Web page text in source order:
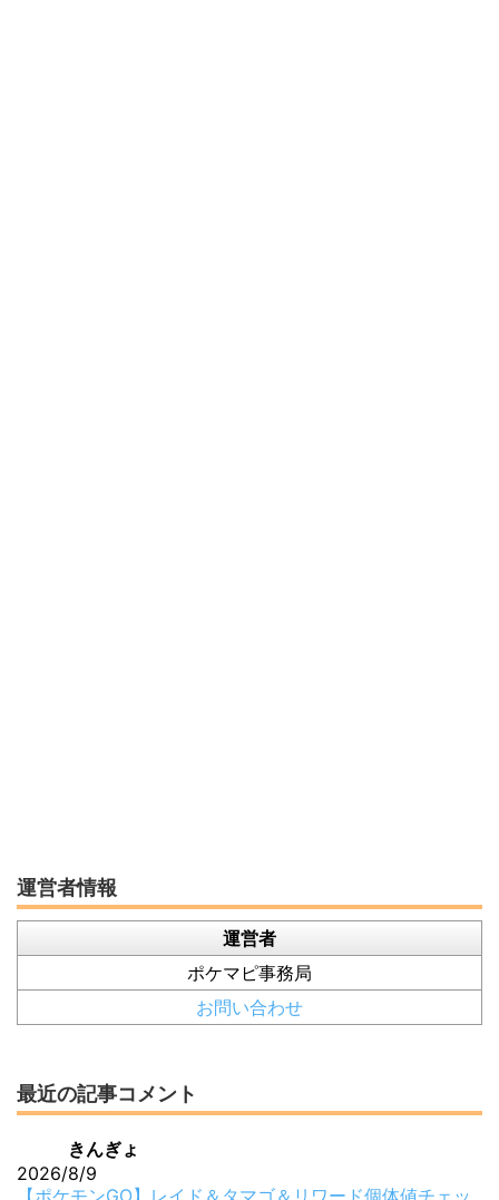
運営者情報
運営者
ポケマピ事務局
お問い合わせ
最近の記事コメント
きんぎょ
2026/8/9
【ポケモンGO】レイド＆タマゴ＆リワード個体値チェッ